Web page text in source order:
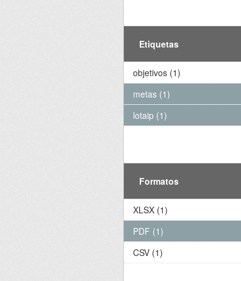
Etiquetas
objetivos (1)
metas (1)
lotaip (1)
Formatos
XLSX (1)
PDF (1)
CSV (1)